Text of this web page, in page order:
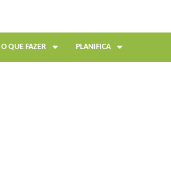
O QUE FAZER PLANIFICA